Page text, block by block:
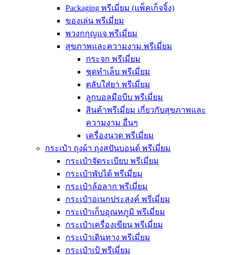
Packaging พรีเมี่ยม (แพ็คเก็จจิ้ง)
ของเล่น พรีเมี่ยม
พวงกกุญแจ พรีเมี่ยม
สุขภาพและความงาม พรีเมี่ยม
กระจก พรีเมี่ยม
ชุดทำเล็บ พรีเมี่ยม
ตลับใส่ยา พรีเมี่ยม
ลูกบอลมือบีบ พรีเมี่ยม
สินค้าพรีเมี่ยม เกี่ยวกับสุขภาพและ
ความงาม อื่นๆ
เครื่องนวด พรีเมี่ยม
กระเป๋า ถุงผ้า ถุงสปันบอนด์ พรีเมี่ยม
กระเป๋าจัดระเบียบ พรีเมี่ยม
กระเป๋าพับได้ พรีเมี่ยม
กระเป๋าล้อลาก พรีเมี่ยม
กระเป๋าอเนกประสงค์ พรีเมี่ยม
กระเป๋าเก็บอุณหภูมิ พรีเมี่ยม
กระเป๋าเครื่องเขียน พรีเมี่ยม
กระเป๋าเดินทาง พรีเมี่ยม
กระเป๋าเป้ พรีเมี่ยม